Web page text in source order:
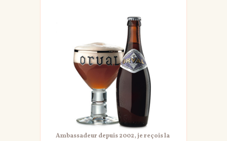
Ambassadeur depuis 2002, je reçois la